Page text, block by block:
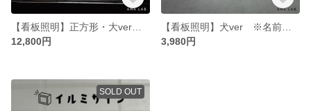
12,800円
3,980円
SOLD OUT